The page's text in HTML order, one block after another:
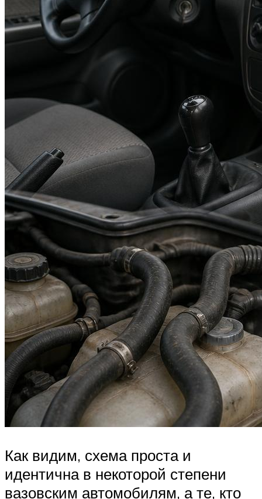
Как видим, схема проста и
идентична в некоторой степени
вазовским автомобилям, а те, кто